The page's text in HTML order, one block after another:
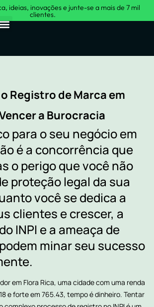
ideias, inovações e junte-se a mais de 7 mil
clientes.
Registro de Marca em
a Burocracia
para o seu negócio em
é a concorrência que
o perigo que você não
proteção legal da sua
você se dedica a
clientes e crescer, a
INPI e a ameaça de
minar seu sucesso
em Flora Rica, uma cidade com uma renda
e forte em 765.43, tempo é dinheiro. Tentar